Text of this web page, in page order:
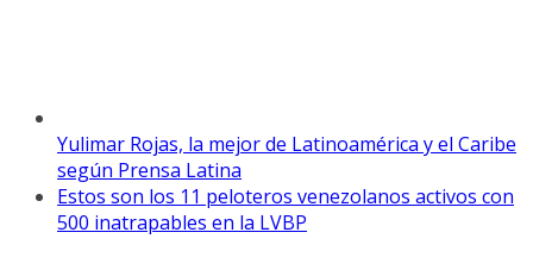
Yulimar Rojas, la mejor de Latinoamérica y el Caribe
según Prensa Latina
Estos son los 11 peloteros venezolanos activos con
500 inatrapables en la LVBP